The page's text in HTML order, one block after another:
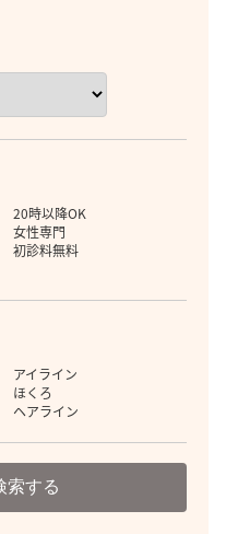
20時以降OK
女性専門
初診料無料
アイライン
ほくろ
ヘアライン
索する